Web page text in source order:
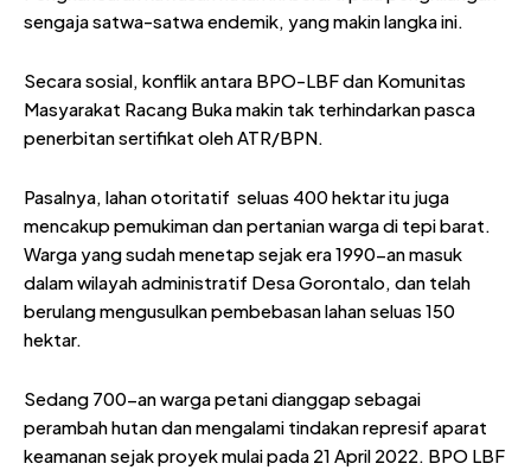
sengaja satwa-satwa endemik, yang makin langka ini.
Secara sosial, konflik antara BPO-LBF dan Komunitas
Masyarakat Racang Buka makin tak terhindarkan pasca
penerbitan sertifikat oleh ATR/BPN.
Pasalnya, lahan otoritatif seluas 400 hektar itu juga
mencakup pemukiman dan pertanian warga di tepi barat.
Warga yang sudah menetap sejak era 1990-an masuk
dalam wilayah administratif Desa Gorontalo, dan telah
berulang mengusulkan pembebasan lahan seluas 150
hektar.
Sedang 700-an warga petani dianggap sebagai
perambah hutan dan mengalami tindakan represif aparat
keamanan sejak proyek mulai pada 21 April 2022. BPO LBF